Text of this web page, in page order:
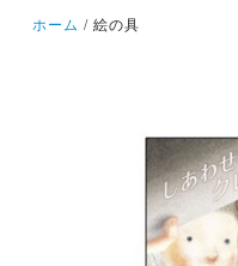
ホーム 絵の具